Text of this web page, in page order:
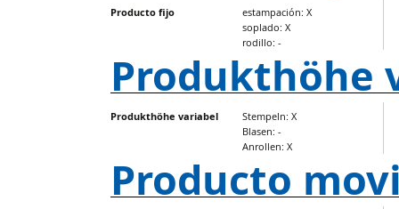
Producto fijo
estampación: X
soplado: X
rodillo: -
Produkthöhe
Produkthöhe variabel
Stempeln: X
Blasen: -
Anrollen: X
Producto